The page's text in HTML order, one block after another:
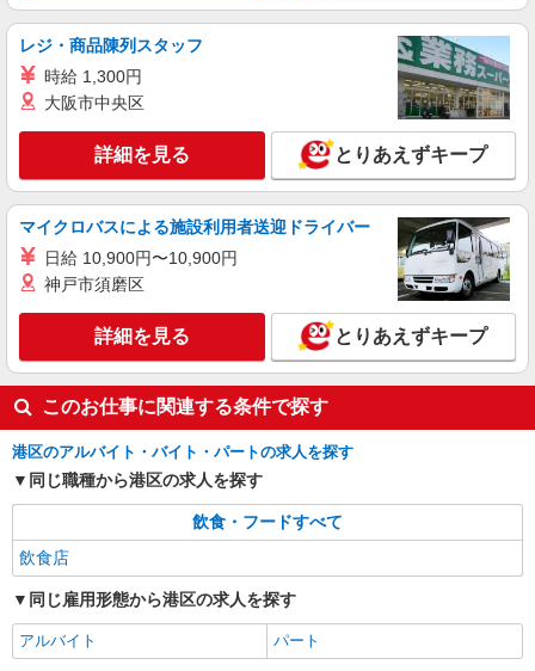
通常時給より変動なし ■深夜時給 ⇒22時以降時給
キープ 詳細を見る
アルバイト パート
全席個室じぶんどき田町三田口駅前店
店舗スタッフ
時給1,300円 ※給与幅は経験・能力による ■食
事補助あり ⇒1食200円 ■昇給あり（年2回） ⇒ト
レーナーになったら… 通常時給＋300円！！ ■
研修時給 ⇒通常時給より変動なし ■高校生時給 ⇒
通常時給より変動なし ■深夜時給 ⇒22時以降時給
25％UP↑
東京都港区芝5-31-24 勝文館共同ビル4F
キープ 詳細を見る
全席個室楽蔵うたげ赤坂見附店
店舗スタッフ
時給1,300円 ※給与幅は経験・能力による ■食
事補助あり ⇒1食200円 ■昇給あり（年2回） ⇒ト
レーナーになったら… 通常時給＋300円！！ ■
研修時給 ⇒通常時給より変動なし ■高校生時給 ⇒
通常時給より変動なし ■深夜時給 ⇒22時以降時給
25％UP↑
東京都港区赤坂3-1-10 赤坂ISOビル3F
キープ 詳細を見る
レジ・商品陳列スタッフ
時給 1,300円
大阪市中央区
詳細を見る とりあえずキープ
マイクロバスによる施設利用者送迎ドライバー
日給 10,900円〜10,900円
神戸市須磨区
詳細を見る とりあえずキープ
このお仕事に関連する条件で探す
港区のアルバイト・バイト・パートの求人を探す
同じ職種から港区の求人を探す
飲食・フードすべて
飲食店
同じ雇用形態から港区の求人を探す
アルバイト パート